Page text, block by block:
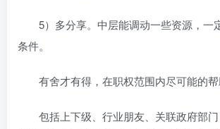
5）多分享。中层能调动一些资源，一
条件。
有舍才有得，在职权范围内尽可能的
包括上下级、行业朋友、关联政府部